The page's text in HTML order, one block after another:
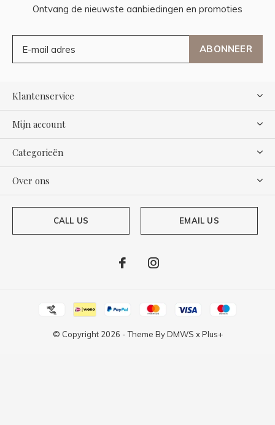
Ontvang de nieuwste aanbiedingen en promoties
ABONNEER
Klantenservice
Mijn account
Categorieën
Over ons
CALL US EMAIL US
© Copyright 2026 - Theme ByDMWS xPlus+